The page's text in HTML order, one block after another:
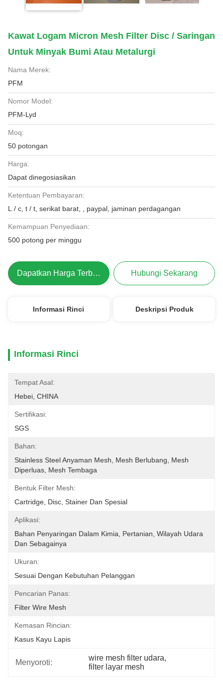
Kawat Logam Micron Mesh Filter Disc / Saringan
Untuk Minyak Bumi Atau Metalurgi
Nama Merek:
PFM
Nomor Model:
PFM-Lyd
Moq:
50 potongan
Harga:
Dapat dinegosiasikan
Ketentuan Pembayaran:
L / c, t / t, serikat barat, , paypal, jaminan perdagangan
Kemampuan Penyediaan:
500 potong per minggu
Dapatkan Harga Terbaik Hubungi Sekarang
Informasi Rinci Deskripsi Produk
Informasi Rinci
Tempat Asal:
Hebei, CHINA
Sertifikasi:
SGS
Bahan:
Stainless Steel Anyaman Mesh, Mesh Berlubang, Mesh
Diperluas, Mesh Tembaga
Bentuk Filter Mesh:
Cartridge, Disc, Stainer Dan Spesial
Aplikasi:
Bahan Penyaringan Dalam Kimia, Pertanian, Wilayah Udara
Dan Sebagainya
Ukuran:
Sesuai Dengan Kebutuhan Pelanggan
Pencarian Panas:
Filter Wire Mesh
Kemasan Rincian:
Kasus Kayu Lapis
Menyoroti:
wire mesh filter udara,
filter layar mesh